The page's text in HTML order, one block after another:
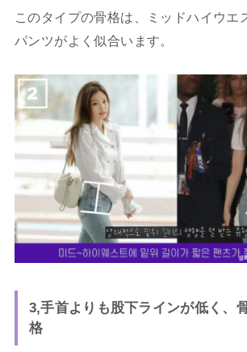
このタイプの骨格は、ミッドハイウエ
パンツがよく似合います。
3,手首よりも股下ラインが低く、
格